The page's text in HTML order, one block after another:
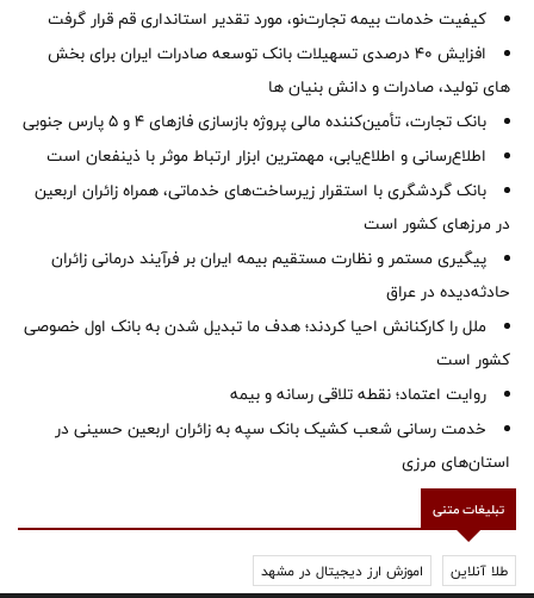
کیفیت خدمات بیمه تجارت‌نو، مورد تقدیر استانداری قم قرار گرفت
افزایش 40 درصدی تسهیلات بانک توسعه صادرات ایران برای بخش
های تولید، صادرات و دانش بنیان ها
بانک تجارت، تأمین‌کننده مالی پروژه بازسازی فازهای ۴ و ۵ پارس جنوبی
اطلاع‌رسانی و اطلاع‌یابی، مهمترین ابزار ارتباط موثر با ذینفعان است
بانک گردشگری با استقرار زیرساخت‌های خدماتی، همراه زائران اربعین
در مرزهای کشور است
پیگیری مستمر و نظارت مستقیم بیمه ایران بر فرآیند درمانی زائران
حادثه‌دیده در عراق
ملل را کارکنانش احیا کردند؛ هدف ما تبدیل شدن به بانک اول خصوصی
کشور است
روایت اعتماد؛ نقطه تلاقی رسانه و بیمه
خدمت رسانی شعب کشیک بانک سپه به زائران اربعین حسینی در
استان‌‌های مرزی
تبلیغات متنی
طلا آنلاین اموزش ارز دیجیتال در مشهد